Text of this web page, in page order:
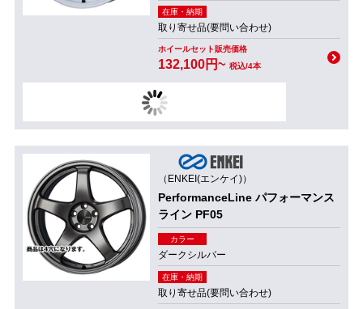
在庫・納期
取り寄せ品(要問い合わせ)
ホイールセット販売価格
132,100円~ 税込/4本
（ENKEI(エンケイ)）
PerformanceLine パフォーマンス
ライン PF05
カラー
ダークシルバー
在庫・納期
取り寄せ品(要問い合わせ)